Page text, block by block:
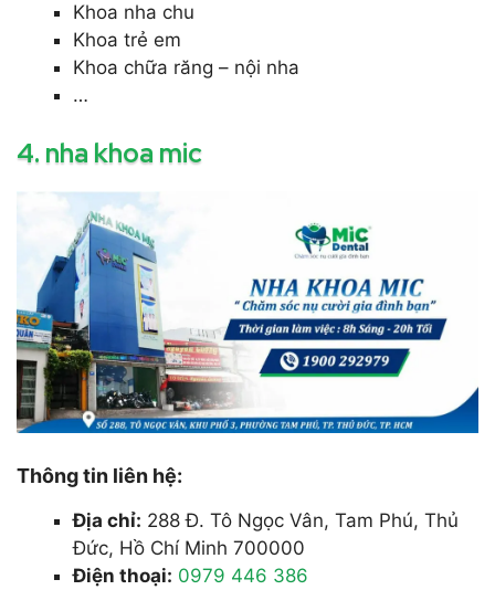
Khoa nha chu
Khoa trẻ em
Khoa chữa răng – nội nha
…
4. nha khoa mic
Thông tin liên hệ:
Địa chỉ: 288 Đ. Tô Ngọc Vân, Tam Phú, Thủ
Đức, Hồ Chí Minh 700000
Điện thoại: 0979 446 386